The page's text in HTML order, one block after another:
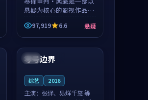
悬疑为核心的影视作品，
围绕危机、反转与人物成
长展开，整体节奏紧凑，
值得推荐观看。
97,919 6.6 悬疑
中国
89:13
零号边界
综艺 2016
主演： 张译、易烊千玺 等